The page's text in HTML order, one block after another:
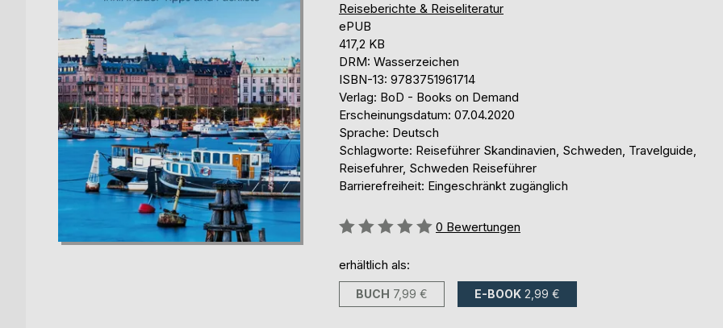
Reiseberichte & Reiseliteratur
ePUB
417,2 KB
DRM: Wasserzeichen
ISBN-13: 9783751961714
Verlag: BoD - Books on Demand
Erscheinungsdatum: 07.04.2020
Sprache: Deutsch
Schlagworte: Reiseführer Skandinavien, Schweden, Travelguide,
Reisefuhrer, Schweden Reiseführer
Barrierefreiheit: Eingeschränkt zugänglich
Bewertung::
0 Bewertungen
erhältlich als:
BUCH 7,99 € E-BOOK 2,99 €